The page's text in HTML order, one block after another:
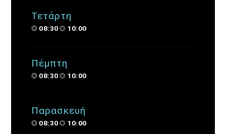
Τετάρτη
08:30 10:00
Πέμπτη
08:30 10:00
Παρασκευή
08:30 10:00